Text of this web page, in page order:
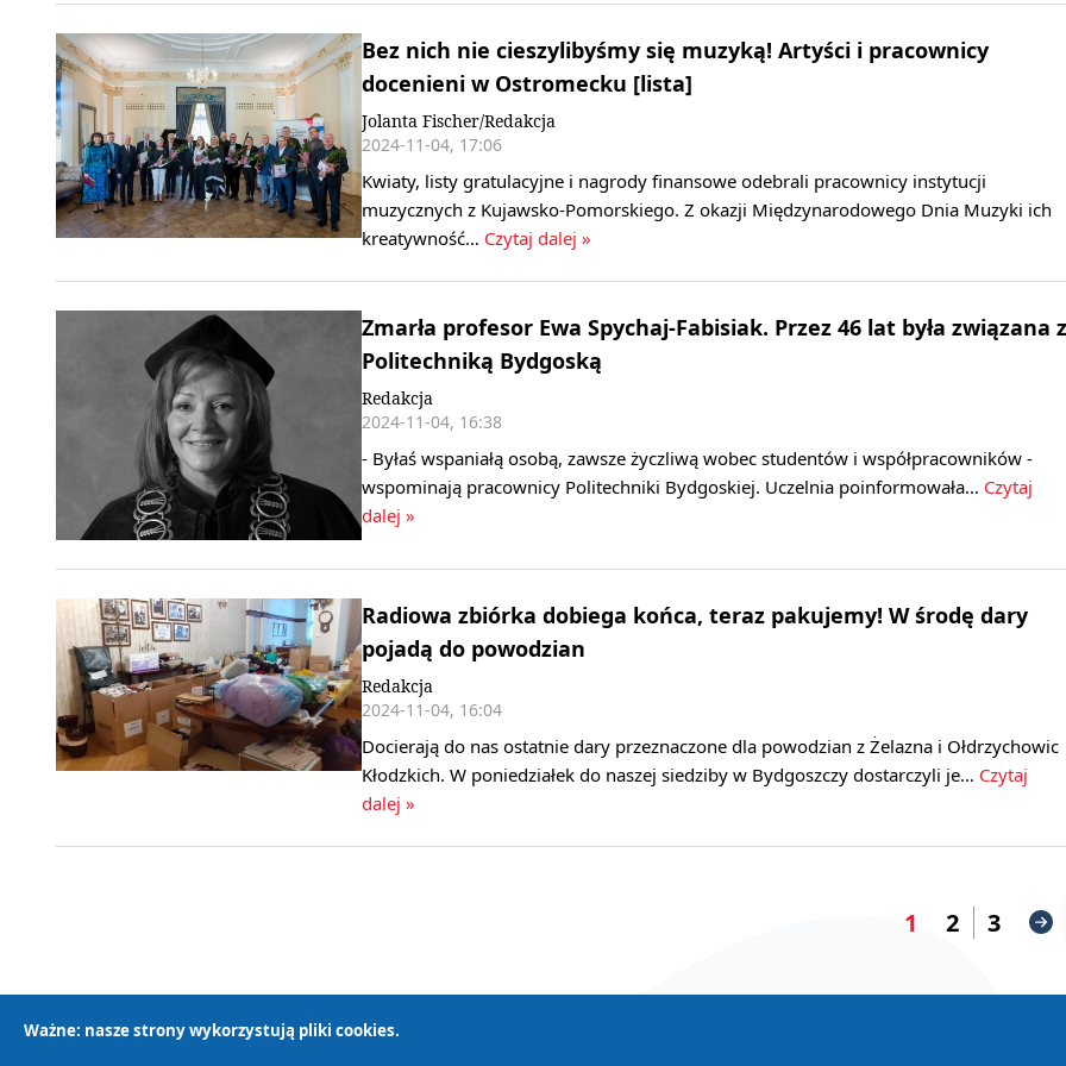
Bez nich nie cieszylibyśmy się muzyką! Artyści i pracownicy
docenieni w Ostromecku [lista]
Jolanta Fischer/Redakcja
2024-11-04, 17:06
Kwiaty, listy gratulacyjne i nagrody finansowe odebrali pracownicy instytucji
muzycznych z Kujawsko-Pomorskiego. Z okazji Międzynarodowego Dnia Muzyki ich
kreatywność… Czytaj dalej »
Zmarła profesor Ewa Spychaj-Fabisiak. Przez 46 lat była związana z
Politechniką Bydgoską
Redakcja
2024-11-04, 16:38
- Byłaś wspaniałą osobą, zawsze życzliwą wobec studentów i współpracowników -
wspominają pracownicy Politechniki Bydgoskiej. Uczelnia poinformowała… Czytaj
dalej »
Radiowa zbiórka dobiega końca, teraz pakujemy! W środę dary
pojadą do powodzian
Redakcja
2024-11-04, 16:04
Docierają do nas ostatnie dary przeznaczone dla powodzian z Żelazna i Ołdrzychowic
Kłodzkich. W poniedziałek do naszej siedziby w Bydgoszczy dostarczyli je… Czytaj
dalej »
1 2 3
Ważne: nasze strony wykorzystują pliki cookies.